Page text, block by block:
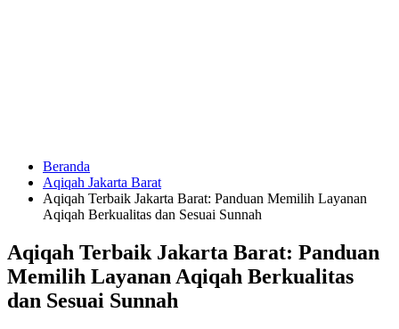
HUBUNGI
KAMI
Beranda
Aqiqah Jakarta Barat
Aqiqah Terbaik Jakarta Barat: Panduan Memilih Layanan
Aqiqah Berkualitas dan Sesuai Sunnah
Aqiqah Terbaik Jakarta Barat: Panduan
Memilih Layanan Aqiqah Berkualitas
dan Sesuai Sunnah